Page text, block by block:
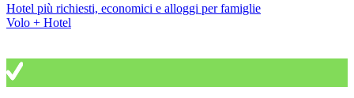
Hotel più richiesti, economici e alloggi per famiglie
Volo + Hotel